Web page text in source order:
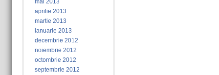
mai 2013
aprilie 2013
martie 2013
ianuarie 2013
decembrie 2012
noiembrie 2012
octombrie 2012
septembrie 2012